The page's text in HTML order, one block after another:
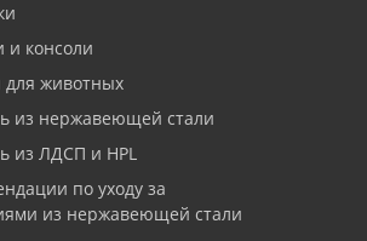
и консоли
животных
из нержавеющей стали
из ЛДСП и HPL
по уходу за
из нержавеющей стали